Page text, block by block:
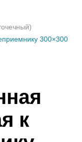
300×300
к